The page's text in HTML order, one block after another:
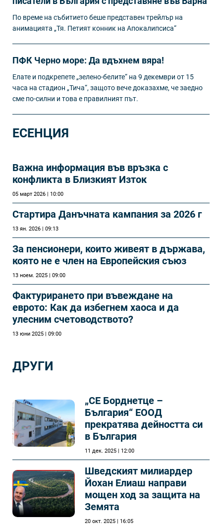
По време на събитието беше представен трейлър на
анимацията „Тя. Петият конник на Апокалипсиса“
ПФК Черно море: Да вдъхнем вяра!
Елате и подкрепете „зелено-белите“ на 9 декември от 15
часа на стадион „Тича“, защото вече доказахме, че заедно
сме по-силни и това е правилният път.
ЕСЕНЦИЯ
Важна информация във връзка с
конфликта в Близкият Изток
05 март 2026 | 10:00
Стартира Данъчната кампания за 2026 г
13 ян. 2026 | 09:13
За пенсионери, които живеят в държава,
която не е член на Европейския съюз
13 ноем. 2025 | 09:00
Фактурирането при въвеждане на
еврото: Как да избегнем хаоса и да
улесним счетоводството?
13 юни 2025 | 09:00
ДРУГИ
„СЕ Борднетце –
България“ ЕООД
прекратява дейността си
в България
11 дек. 2025 | 12:00
Шведският милиардер
Йохан Елиаш направи
мощен ход за защита на
Земята
20 окт. 2025 | 16:05